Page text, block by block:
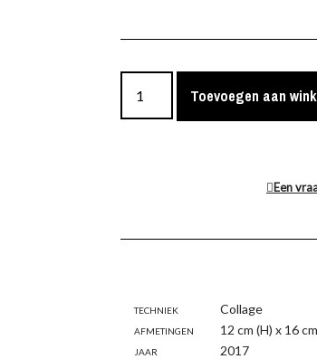
Toevoegen aan
Een
Techniek
Collage
Afmetingen
12 cm (H) x 16
Jaar
2017